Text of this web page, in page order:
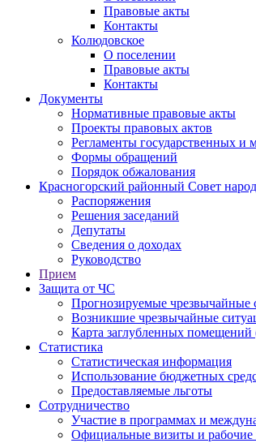
Правовые акты
Контакты
Колюдовское
О поселении
Правовые акты
Контакты
Документы
Нормативные правовые акты
Проекты правовых актов
Регламенты государственных и
Формы обращений
Порядок обжалования
Красногорский районный Совет
Распоряжения
Решения заседаний
Депутаты
Сведения о доходах
Руководство
Прием
Защита от ЧС
Прогнозируемые чрезвычайные
Возникшие чрезвычайные
Карта заглубленных помещений
Статистика
Статистическая информация
Использование бюджетных
Предоставляемые льготы
Сотрудничество
Участие в программах и
Официальные визиты и рабочие